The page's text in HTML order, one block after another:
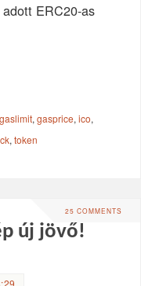
ERC20-as
gaslimit,gasprice,ico,
,token
25 COMMENTS
új jövő!